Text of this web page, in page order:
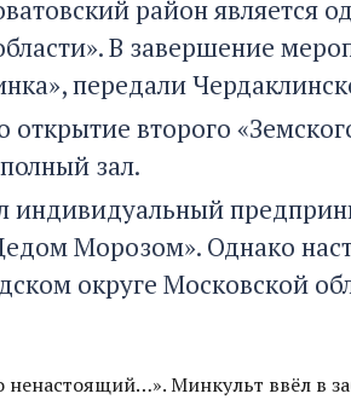
район является
В завершение
передали
второго
зал.
индивидуальный
Морозом». Однако
округе Московской
Минкульт ввёл в